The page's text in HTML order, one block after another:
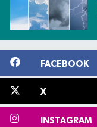
FACEBOOK
X
INSTAGRAM